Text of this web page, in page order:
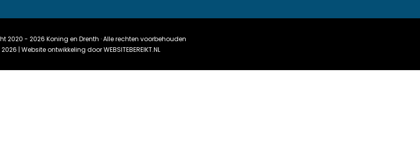
2020 - 2026 Koning en Drenth · Alle rechten voorbehouden
2026 | Website ontwikkeling doorWEBSITEBEREIKT.NL